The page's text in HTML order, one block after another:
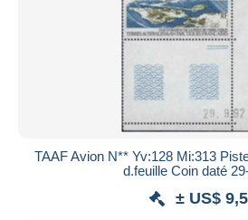
TAAF Avion N** Yv:128 Mi:313
d.feuille Coin daté
± US$